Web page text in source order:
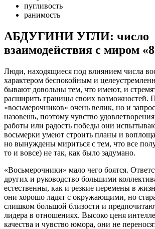
пугливость
ранимость
АБДУГИНИ УГЛИ: число
взаимодействия с миром
Люди, находящиеся под влиянием числа
характером беспокойным и
бывают довольны тем, что имеют, и
расширить границы своих возможностей.
«восьмерочников» очень велик, но и
назовешь, поэтому чувство
работы или радость победы они
восьмерки умеют строить планы и
но вынуждены мириться с тем, что все
то и вовсе) не так, как было задумано.
«Восьмерочники» мало чего боятся.
других и руководство большими
естественны, как и резкие перемены в
они хорошо ладят с окружающими, но
слишком большой близости и
лидера в отношениях. Высоко ценя
качества и чувство юмора, они не